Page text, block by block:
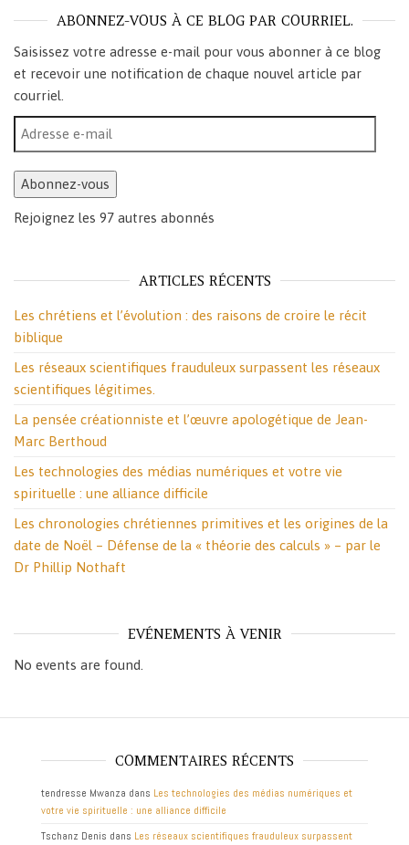
ABONNEZ-VOUS À CE BLOG PAR COURRIEL.
Saisissez votre adresse e-mail pour vous abonner à ce blog
et recevoir une notification de chaque nouvel article par
courriel.
Adresse e-mail
Abonnez-vous
Rejoignez les 97 autres abonnés
ARTICLES RÉCENTS
Les chrétiens et l’évolution : des raisons de croire le récit
biblique
Les réseaux scientifiques frauduleux surpassent les réseaux
scientifiques légitimes.
La pensée créationniste et l’œuvre apologétique de Jean-
Marc Berthoud
Les technologies des médias numériques et votre vie
spirituelle : une alliance difficile
Les chronologies chrétiennes primitives et les origines de la
date de Noël – Défense de la « théorie des calculs » – par le
Dr Phillip Nothaft
EVÉNEMENTS À VENIR
No events are found.
COMMENTAIRES RÉCENTS
tendresse Mwanza dans Les technologies des médias numériques et
votre vie spirituelle : une alliance difficile
Tschanz Denis dans Les réseaux scientifiques frauduleux surpassent